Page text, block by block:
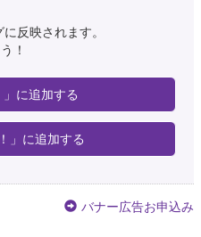
反映されます。
！
」に追加する
」に追加する
バナー広告お申込み